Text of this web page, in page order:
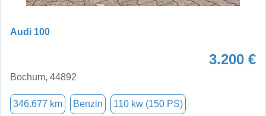
Audi 100
3.200 €
Bochum, 44892
346.677 km Benzin 110 kw (150 PS)